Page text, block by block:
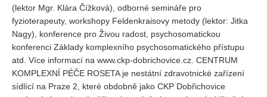
(lektor Mgr. Klára Čížková), odborné semináře pro
fyzioterapeuty, workshopy Feldenkraisovy metody (lektor: Jitka
Nagy), konference pro Živou radost, psychosomatickou
konferenci Základy komplexního psychosomatického přístupu
atd. Více informací na www.ckp-dobrichovice.cz. CENTRUM
KOMPLEXNÍ PÉČE ROSETA je nestátní zdravotnické zařízení
sídlící na Praze 2, které obdobně jako CKP Dobřichovice